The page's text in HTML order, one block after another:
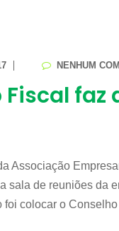
NENHUM
Fiscal
Associação
sala de reuniões da
foi colocar o